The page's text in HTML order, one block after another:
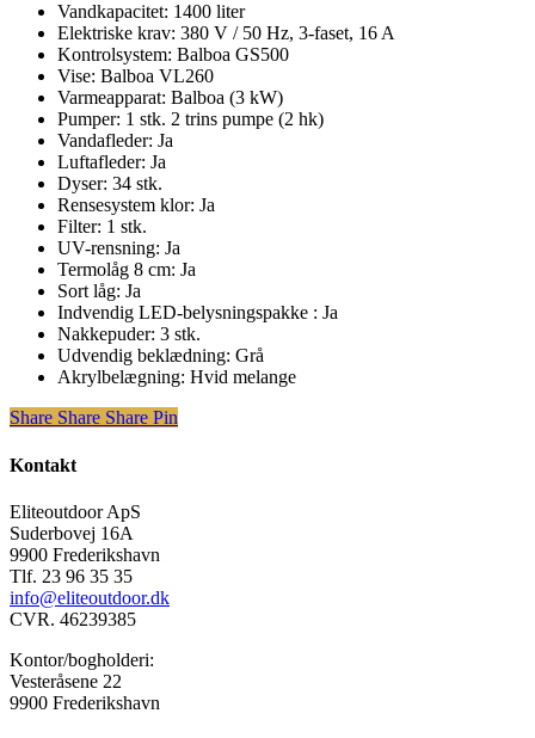
Vandkapacitet: 1400 liter
Elektriske krav: 380 V / 50 Hz, 3-faset, 16 A
Kontrolsystem: Balboa GS500
Vise: Balboa VL260
Varmeapparat: Balboa (3 kW)
Pumper: 1 stk. 2 trins pumpe (2 hk)
Vandafleder: Ja
Luftafleder: Ja
Dyser: 34 stk.
Rensesystem klor: Ja
Filter: 1 stk.
UV-rensning: Ja
Termolåg 8 cm: Ja
Sort låg: Ja
Indvendig LED-belysningspakke : Ja
Nakkepuder: 3 stk.
Udvendig beklædning: Grå
Akrylbelægning: Hvid melange
Share
Share Share Share Pin
Kontakt
Eliteoutdoor ApS
Suderbovej 16A
9900 Frederikshavn
Tlf. 23 96 35 35
info@eliteoutdoor.dk
CVR. 46239385
Kontor/bogholderi:
Vesteråsene 22
9900 Frederikshavn